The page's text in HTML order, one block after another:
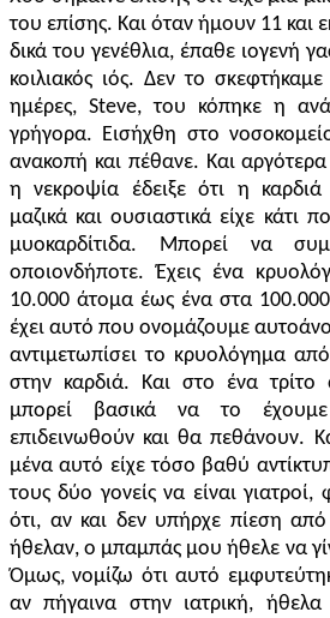
του επίσης. Και όταν ήμουν 11 και
δικά του γενέθλια, έπαθε ιογενή
κοιλιακός ιός. Δεν το
ημέρες, Steve, του κόπηκε η
γρήγορα. Εισήχθη στο
ανακοπή και πέθανε. Και
η νεκροψία έδειξε ότι η καρδιά
μαζικά και ουσιαστικά είχε κάτι
μυοκαρδίτιδα. Μπορεί να
οποιονδήποτε. Έχεις ένα
10.000 άτομα έως ένα στα
έχει αυτό που ονομάζουμε
αντιμετωπίσει το κρυολόγημα
στην καρδιά. Και στο ένα
μπορεί βασικά να το
επιδεινωθούν και θα πεθάνουν.
μένα αυτό είχε τόσο βαθύ
τους δύο γονείς να είναι γιατροί,
ότι, αν και δεν υπήρχε πίεση
ήθελαν, ο μπαμπάς μου ήθελε να
Όμως, νομίζω ότι αυτό
αν πήγαινα στην ιατρική,